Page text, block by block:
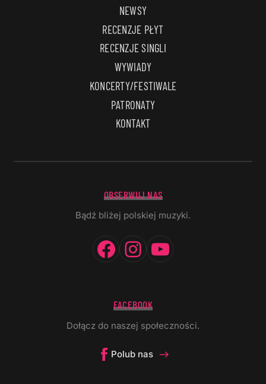
NEWSY
RECENZJE PŁYT
RECENZJE SINGLI
WYWIADY
KONCERTY/FESTIWALE
PATRONATY
KONTAKT
OBSERWUJ NAS
Bądź bliżej polskiej muzyki.
Facebook
Instagram
FACEBOOK
Dołącz do naszej społeczności.
Polub nas